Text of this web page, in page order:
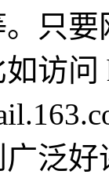
只要
访问
泛好